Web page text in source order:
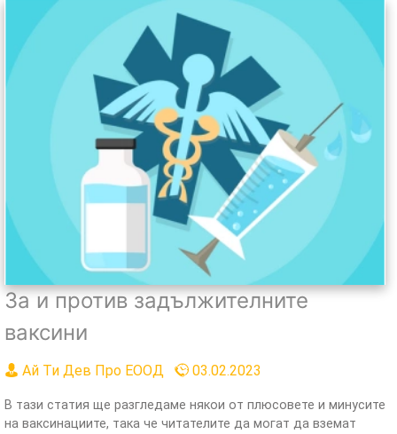
За и против задължителните
ваксини
Ай Ти Дев Про ЕООД 03.02.2023
В тази статия ще разгледаме някои от плюсовете и минусите
на ваксинациите, така че читателите да могат да вземат